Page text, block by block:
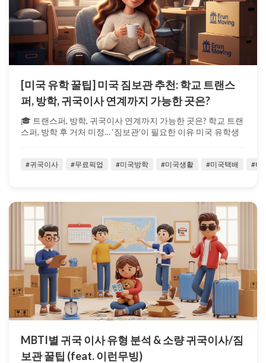
[미국 유학 꿀팁] 미국 짐보관 추천: 학교 트랜스
퍼, 방학, 귀국이사 연계까지 가능한 곳은?
🎓 트랜스퍼, 방학, 귀국이사 연계까지 가능한 곳은? 학교 트랜
스퍼, 방학 후 거처 미정… ‘짐보관’이 필요한 이유 미국 유학생
#귀국이사 #무료픽업 #미국방학 #미국생활 #미국택배 #벼
MBTI별 귀국 이사 유형 분석 & 소량 귀국이사/짐
보관 꿀팁 (feat. 이런무빙)